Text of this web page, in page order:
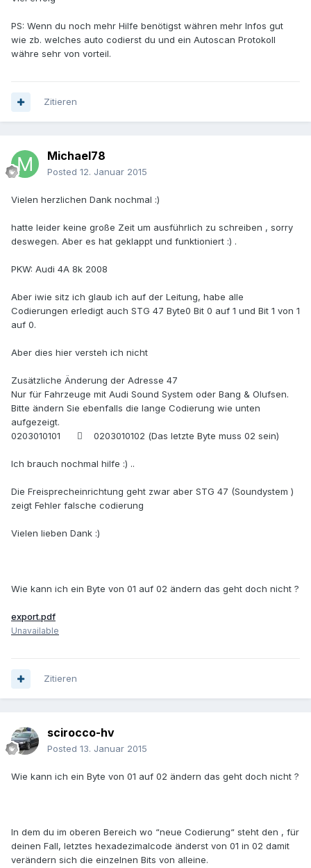
PS: Wenn du noch mehr Hilfe benötigst währen mehr Infos gut
wie zb. welches auto codierst du und ein Autoscan Protokoll
währe sehr von vorteil.
Zitieren
Michael78
Posted 12. Januar 2015
Vielen herzlichen Dank nochmal :)
hatte leider keine große Zeit um ausführlich zu schreiben , sorry
deswegen. Aber es hat geklappt und funktioniert :) .
PKW: Audi 4A 8k 2008
Aber iwie sitz ich glaub ich auf der Leitung, habe alle
Codierungen erledigt auch STG 47 Byte0 Bit 0 auf 1 und Bit 1 von 1
auf 0.
Aber dies hier versteh ich nicht
Zusätzliche Änderung der Adresse 47
Nur für Fahrzeuge mit Audi Sound System oder Bang & Olufsen.
Bitte ändern Sie ebenfalls die lange Codierung wie unten
aufgezeigt.
0203010101  0203010102 (Das letzte Byte muss 02 sein)
Ich brauch nochmal hilfe :) ..
Die Freisprecheinrichtung geht zwar aber STG 47 (Soundystem )
zeigt Fehler falsche codierung
Vielen lieben Dank :)
Wie kann ich ein Byte von 01 auf 02 ändern das geht doch nicht ?
export.pdf
Unavailable
Zitieren
scirocco-hv
Posted 13. Januar 2015
Wie kann ich ein Byte von 01 auf 02 ändern das geht doch nicht ?
In dem du im oberen Bereich wo “neue Codierung“ steht den , für
deinen Fall, letztes hexadezimalcode änderst von 01 in 02 damit
verändern sich die einzelnen Bits von alleine.